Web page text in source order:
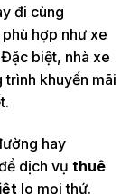
đi cùng
hợp như xe
biệt, nhà xe
khuyến mãi
hay
dịch vụ thuê
lo mọi thứ.